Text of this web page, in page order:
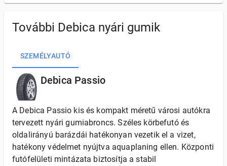
További Debica nyári gumik
SZEMÉLYAUTÓ
Debica Passio
A Debica Passio kis és kompakt méretű városi autókra
tervezett nyári gumiabroncs. Széles körbefutó és
oldalirányú barázdái hatékonyan vezetik el a vizet,
hatékony védelmet nyújtva aquaplaning ellen. Központi
futófelületi mintázata biztosítja a stabil